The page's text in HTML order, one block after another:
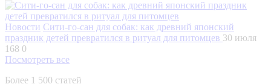
Новости Сити-го-сан для собак: как древний японский
праздник детей превратился в ритуал для питомцев 30 июля
168 0
Посмотреть все
Более 1 500 статей